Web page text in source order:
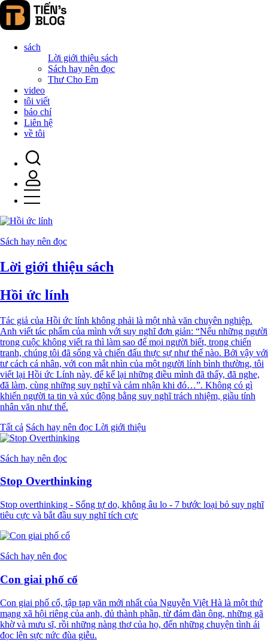
sách
Lời giới thiệu sách
Sách hay nên đọc
Thư Cho Em
video
tôi viết
báo chí
Liên hệ
về tôi
Sách hay nên đọc
Lời giới thiệu sách
Hồi ức lính
Tác giả của Hồi ức lính không phải là một nhà văn chuyên nghiệp.
Anh viết tác phẩm của mình với suy nghĩ đơn giản: “Nếu những người
trong cuộc không viết ra thì làm sao để mọi người biết, trong chiến
tranh, chúng tôi đã sống và chiến đấu thực sự như thế nào. Bởi vậy với
tư cách cá nhân, với con mắt nhìn của một người lính bình thường, tôi
viết lại Hồi ức Lính này, để kể lại những điều mình đã thấy, đã nghe,
đã làm, cùng những suy nghĩ và cảm nhận khi đó…”. Không có gì
khiến người ta tin và xúc động bằng suy nghĩ trách nhiệm, giầu tính
nhân văn như thế.
Tất cả Sách hay nên đọc Lời giới thiệu
Sách hay nên đọc
Stop Overthinking
Stop overthinking - Sống tự do, không âu lo - 7 bước loại bỏ suy nghĩ
tiêu cực và bắt đầu suy nghĩ tích cực
Sách hay nên đọc
Con giai phố cổ
Con giai phố cổ, tập tạp văn mới nhất của Nguyễn Việt Hà là một thứ
mạng xã hội riêng của anh, đủ thành phần, từ đám đàn ông, những gã
khờ và mưu sĩ, rồi những nàng thơ của họ, đến những chuyện tình ái
đọc lên sực nức đùa giễu.